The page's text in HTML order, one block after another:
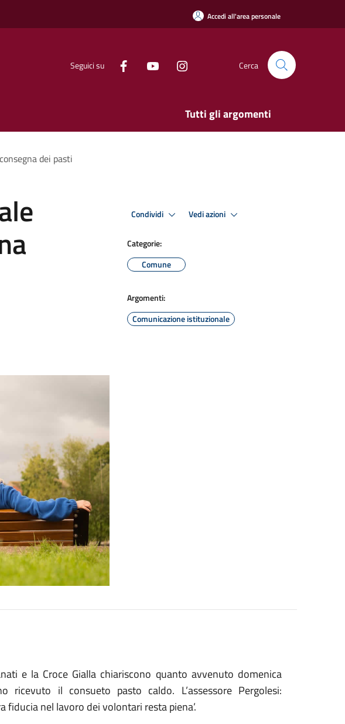
Accedi all'area personale
Seguici su Cerca
Tutti gli argomenti
dei pasti
Condividi Vedi azioni
Categorie:
Comune
Argomenti:
Comunicazione istituzionale
e la Croce Gialla chiariscono quanto avvenuto domenica
il consueto pasto caldo. L’assessore Pergolesi:
fiducia nel lavoro dei volontari resta piena’.